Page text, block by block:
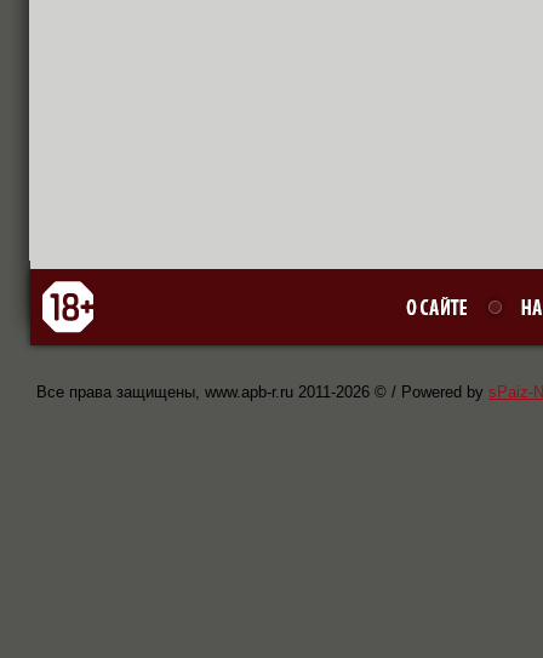
Все права защищены, www.apb-r.ru 2011-2026 © / Powered by sPaiz-